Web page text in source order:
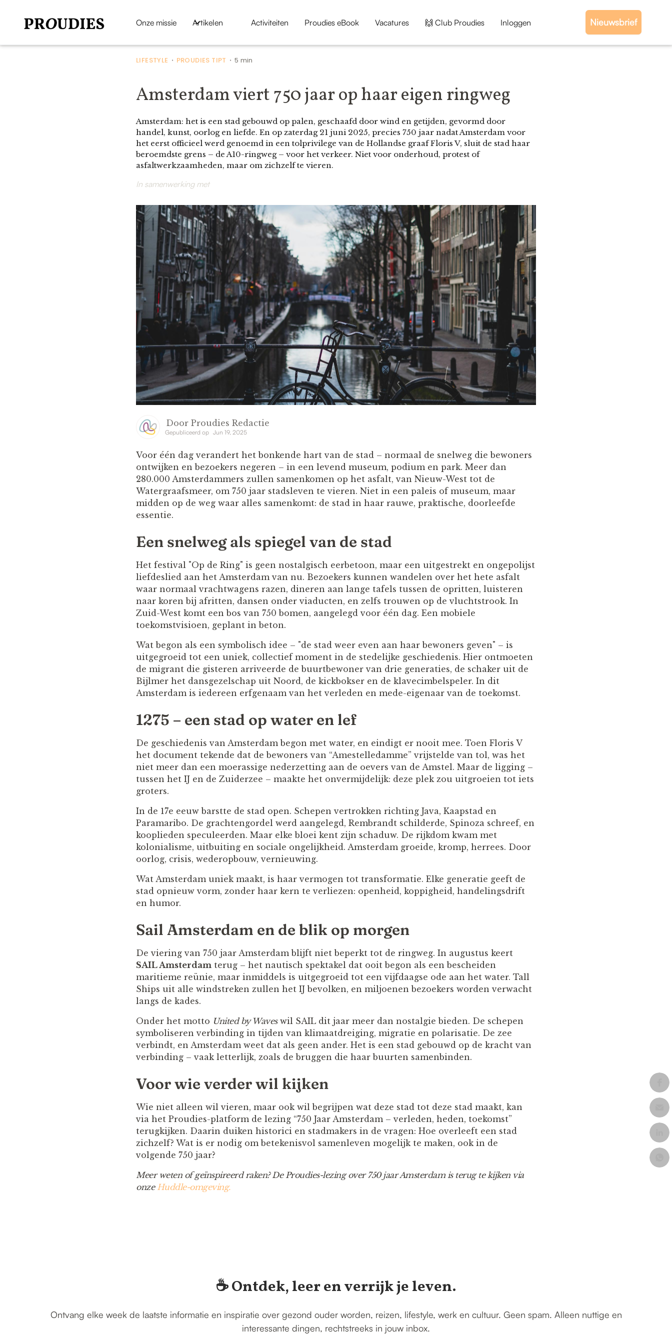
Onze missie Artikelen Activiteiten Proudies eBook Vacatures 🙌 Club Proudies Inloggen Nieuwsbrief
LIFESTYLE • PROUDIES TIPT • 5 min
Amsterdam viert 750 jaar op haar eigen ringweg
Amsterdam: het is een stad gebouwd op palen, geschaafd door wind en getijden, gevormd door
handel, kunst, oorlog en liefde. En op zaterdag 21 juni 2025, precies 750 jaar nadat Amsterdam voor
het eerst officieel werd genoemd in een tolprivilege van de Hollandse graaf Floris V, sluit de stad haar
beroemdste grens – de A10-ringweg – voor het verkeer. Niet voor onderhoud, protest of
asfaltwerkzaamheden, maar om zichzelf te vieren.
In samenwerking met
Door Proudies Redactie
Gepubliceerd op Jun 19, 2025
Voor één dag verandert het bonkende hart van de stad – normaal de snelweg die bewoners
ontwijken en bezoekers negeren – in een levend museum, podium en park. Meer dan
280.000 Amsterdammers zullen samenkomen op het asfalt, van Nieuw-West tot de
Watergraafsmeer, om 750 jaar stadsleven te vieren. Niet in een paleis of museum, maar
midden op de weg waar alles samenkomt: de stad in haar rauwe, praktische, doorleefde
essentie.
Een snelweg als spiegel van de stad
Het festival "Op de Ring" is geen nostalgisch eerbetoon, maar een uitgestrekt en ongepolijst
liefdeslied aan het Amsterdam van nu. Bezoekers kunnen wandelen over het hete asfalt
waar normaal vrachtwagens razen, dineren aan lange tafels tussen de opritten, luisteren
naar koren bij afritten, dansen onder viaducten, en zelfs trouwen op de vluchtstrook. In
Zuid-West komt een bos van 750 bomen, aangelegd voor één dag. Een mobiele
toekomstvisioen, geplant in beton.
Wat begon als een symbolisch idee – "de stad weer even aan haar bewoners geven" – is
uitgegroeid tot een uniek, collectief moment in de stedelijke geschiedenis. Hier ontmoeten
de migrant die gisteren arriveerde de buurtbewoner van drie generaties, de schaker uit de
Bijlmer het dansgezelschap uit Noord, de kickbokser en de klavecimbelspeler. In dit
Amsterdam is iedereen erfgenaam van het verleden en mede-eigenaar van de toekomst.
1275 – een stad op water en lef
De geschiedenis van Amsterdam begon met water, en eindigt er nooit mee. Toen Floris V
het document tekende dat de bewoners van “Amestelledamme” vrijstelde van tol, was het
niet meer dan een moerassige nederzetting aan de oevers van de Amstel. Maar de ligging –
tussen het IJ en de Zuiderzee – maakte het onvermijdelijk: deze plek zou uitgroeien tot iets
groters.
In de 17e eeuw barstte de stad open. Schepen vertrokken richting Java, Kaapstad en
Paramaribo. De grachtengordel werd aangelegd, Rembrandt schilderde, Spinoza schreef, en
kooplieden speculeerden. Maar elke bloei kent zijn schaduw. De rijkdom kwam met
kolonialisme, uitbuiting en sociale ongelijkheid. Amsterdam groeide, kromp, herrees. Door
oorlog, crisis, wederopbouw, vernieuwing.
Wat Amsterdam uniek maakt, is haar vermogen tot transformatie. Elke generatie geeft de
stad opnieuw vorm, zonder haar kern te verliezen: openheid, koppigheid, handelingsdrift
en humor.
Sail Amsterdam en de blik op morgen
De viering van 750 jaar Amsterdam blijft niet beperkt tot de ringweg. In augustus keert
SAIL Amsterdam terug – het nautisch spektakel dat ooit begon als een bescheiden
maritieme reünie, maar inmiddels is uitgegroeid tot een vijfdaagse ode aan het water. Tall
Ships uit alle windstreken zullen het IJ bevolken, en miljoenen bezoekers worden verwacht
langs de kades.
Onder het motto United by Waveswil SAIL dit jaar meer dan nostalgie bieden. De schepen
symboliseren verbinding in tijden van klimaatdreiging, migratie en polarisatie. De zee
verbindt, en Amsterdam weet dat als geen ander. Het is een stad gebouwd op de kracht van
verbinding – vaak letterlijk, zoals de bruggen die haar buurten samenbinden.
Voor wie verder wil kijken
Wie niet alleen wil vieren, maar ook wil begrijpen wat deze stad tot deze stad maakt, kan
via het Proudies-platform de lezing “750 Jaar Amsterdam – verleden, heden, toekomst”
terugkijken. Daarin duiken historici en stadmakers in de vragen: Hoe overleeft een stad
zichzelf? Wat is er nodig om betekenisvol samenleven mogelijk te maken, ook in de
volgende 750 jaar?
Meer weten of geïnspireerd raken? De Proudies-lezing over 750 jaar Amsterdam is terug te kijken via
onze Huddle-omgeving.
☕️ Ontdek, leer en verrijk je leven.
Ontvang elke week de laatste informatie en inspiratie over gezond ouder worden, reizen, lifestyle, werk en cultuur. Geen spam. Alleen nuttige en
interessante dingen, rechtstreeks in jouw inbox.